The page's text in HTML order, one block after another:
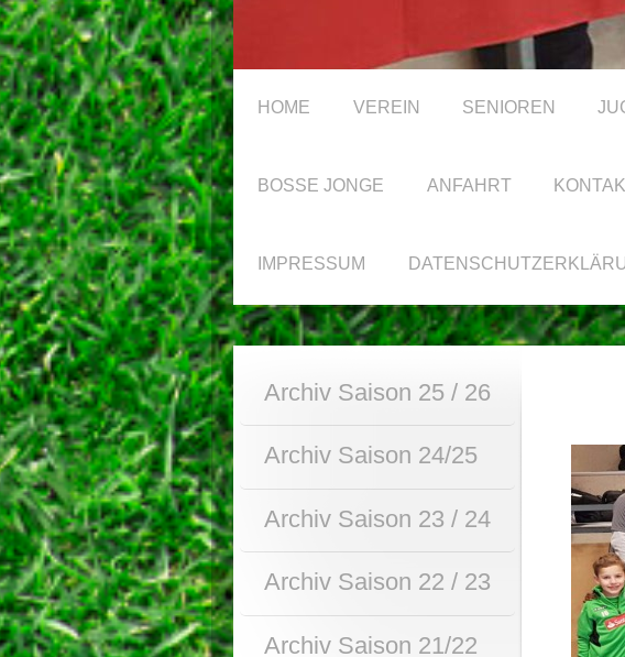
HOME VEREIN SENIOREN
BOSSE JONGE ANFAHRT
IMPRESSUM
Archiv Saison 25 / 26
Archiv Saison 24/25
Archiv Saison 23 / 24
Archiv Saison 22 / 23
Archiv Saison 21/22